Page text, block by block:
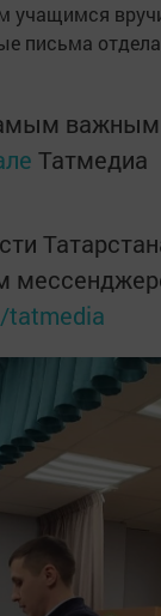
письма
Татмедиа
tatmedia